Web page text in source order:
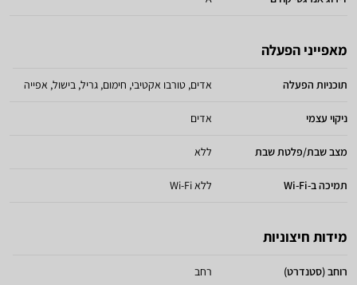
מאפייני הפעלה
תוכניות הפעלה אדים, טורבו אקטיבי, חימום, גריל, בישול, אפייה
ניקוי עצמי אדים
מצב שבת/פלטת שבת ללא
תמיכה ב-Wi-Fi ללא Wi-Fi
מידות חיצוניות
רוחב (סטנדרט) רחב